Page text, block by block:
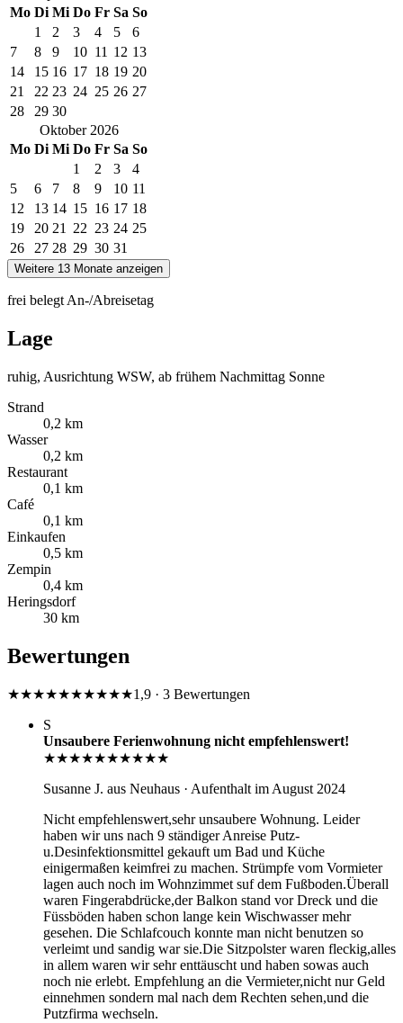
Mo Di Mi Do Fr Sa So
1
2 3 4 5
6
7
8 9 10 11 12 13
14
15 16 17 18 19 20
21
22 23 24 25 26 27
28
29 30
Oktober 2026
Mo Di Mi Do Fr Sa So
1
2 3
4
5
6 7 8 9 10 11
12
13 14 15 16 17 18
19
20 21 22 23 24 25
26
27 28 29 30 31
Weitere 13 Monate anzeigen
frei belegt An-/Abreisetag
Lage
ruhig, Ausrichtung WSW, ab frühem Nachmittag Sonne
Strand
0,2 km
Wasser
0,2 km
Restaurant
0,1 km
Café
0,1 km
Einkaufen
0,5 km
Zempin
0,4 km
Heringsdorf
30 km
Bewertungen
★★★★★★★★★★1,9 · 3 Bewertungen
S
Unsaubere Ferienwohnung nicht empfehlenswert!
★★★★★★★★★★
Susanne J. aus Neuhaus · Aufenthalt im August 2024
Nicht empfehlenswert,sehr unsaubere Wohnung. Leider
haben wir uns nach 9 ständiger Anreise Putz-
u.Desinfektionsmittel gekauft um Bad und Küche
einigermaßen keimfrei zu machen. Strümpfe vom Vormieter
lagen auch noch im Wohnzimmet suf dem Fußboden.Überall
waren Fingerabdrücke,der Balkon stand vor Dreck und die
Füssböden haben schon lange kein Wischwasser mehr
gesehen. Die Schlafcouch konnte man nicht benutzen so
verleimt und sandig war sie.Die Sitzpolster waren fleckig,alles
in allem waren wir sehr enttäuscht und haben sowas auch
noch nie erlebt. Empfehlung an die Vermieter,nicht nur Geld
einnehmen sondern mal nach dem Rechten sehen,und die
Putzfirma wechseln.